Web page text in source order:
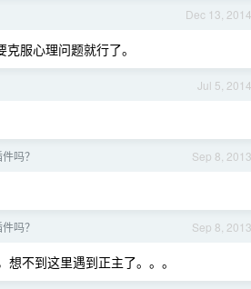
Dec 13, 2014
服心理问题就行了。
Jul 5, 2014
Sep 8, 2013
吗？
Sep 8, 2013
吗？
不到这里遇到正主了。。。